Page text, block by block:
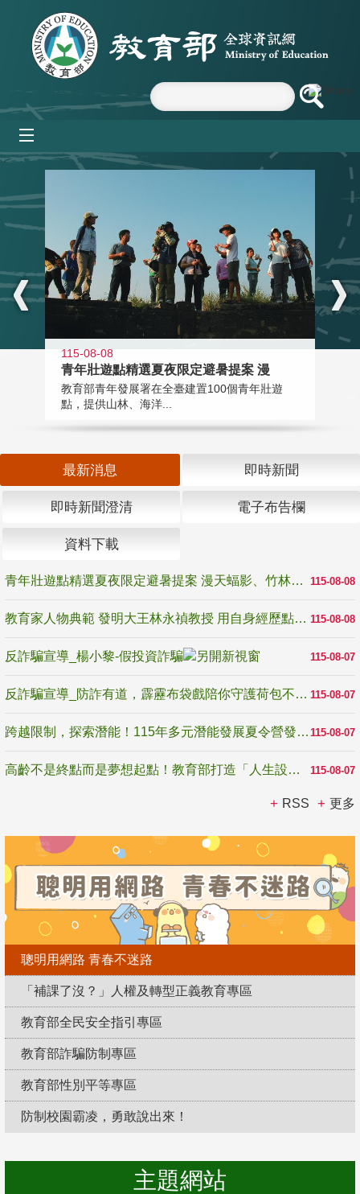
跳到主要內容區塊
:::
115-08-08
青年壯遊點精選夏夜限定避暑提案 漫
教育部青年發展署在全臺建置100個青年壯遊
點，提供山林、海洋...
最新消息 即時新聞
即時新聞澄清 電子布告欄
資料下載
115-08-08
青年壯遊點精選夏夜限定避暑提案 漫天蝠影、竹林尋蛙、茶香夜觀 邀青年暮色出發
115-08-08
教育家人物典範 發明大王林永禎教授 用自身經歷點亮學生的路
115-08-07
反詐騙宣導_楊小黎-假投資詐騙
115-08-07
反詐騙宣導_防詐有道，霹靂布袋戲陪你守護荷包不受騙
115-08-07
跨越限制，探索潛能！115年多元潛能發展夏令營發掘生命無限可能
115-08-07
高齡不是終點而是夢想起點！教育部打造「人生設計夢工場」 參展第3屆高齡健康產業博覽會
RSS 更多
聰明用網路 青春不迷路
「補課了沒？」人權及轉型正義教育專區
教育部全民安全指引專區
教育部詐騙防制專區
教育部性別平等專區
防制校園霸凌，勇敢說出來！
主題網站